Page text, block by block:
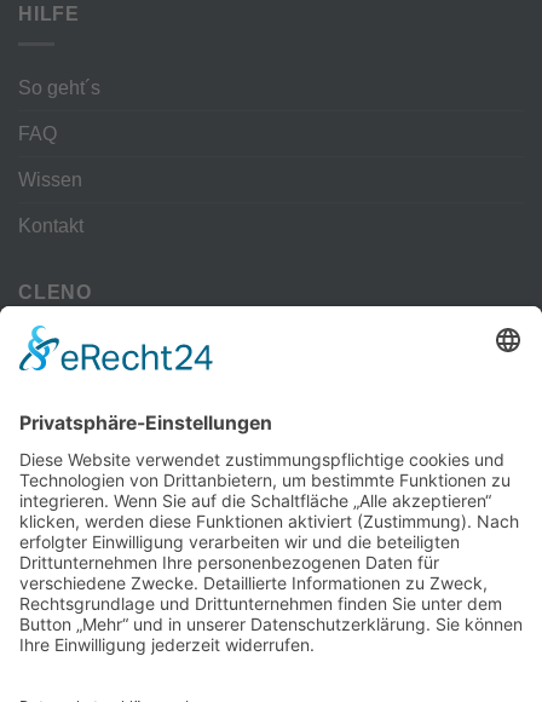
HILFE
So geht´s
FAQ
Wissen
Kontakt
CLENO
Alle Vorteile
kostenloser Versand
Deine Zahlmöglichkeiten
MEHR
Alte iPhone Modelle